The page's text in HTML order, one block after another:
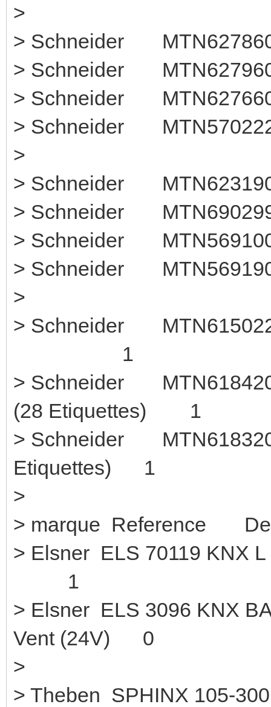
>
> Schneider
> Schneider
> Schneider
> Schneider
>
> Schneider
> Schneider
> Schneider
> Schneider
>
> Schneider
1
> Schneider
(28 Etiquettes) 1
> Schneider
Etiquettes) 1
>
> marque Reference
> Elsner ELS 70119
1
> Elsner ELS 3096 KNX
Vent (24V) 0
>
> Theben SPHINX 105-